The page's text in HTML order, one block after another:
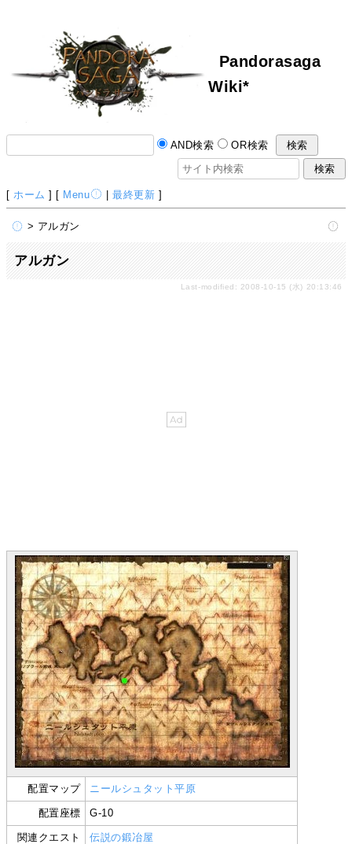
Pandorasaga
Wiki*
AND検索 OR検索
[ ホーム ] [ Menu |最終更新 ]
> アルガン
アルガン
Last-modified: 2008-10-15 (水) 20:13:46
配置マップ ニールシュタット平原
配置座標 G-10
関連クエスト 伝説の鍛冶屋